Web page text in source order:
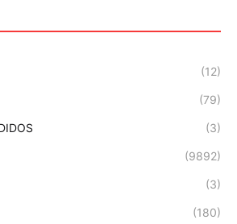
(12)
(79)
(3)
(9892)
(3)
(180)